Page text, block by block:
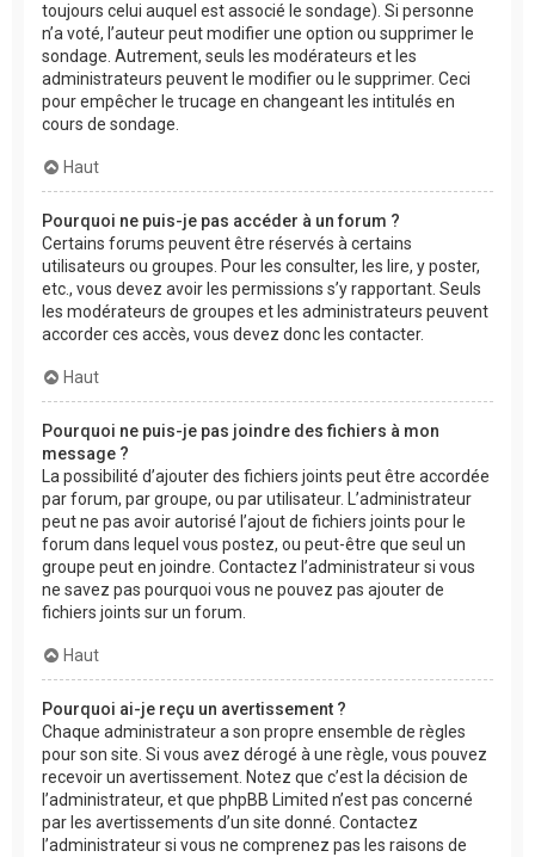
toujours celui auquel est associé le sondage). Si personne
n’a voté, l’auteur peut modifier une option ou supprimer le
sondage. Autrement, seuls les modérateurs et les
administrateurs peuvent le modifier ou le supprimer. Ceci
pour empêcher le trucage en changeant les intitulés en
cours de sondage.
Haut
Pourquoi ne puis-je pas accéder à un forum ?
Certains forums peuvent être réservés à certains
utilisateurs ou groupes. Pour les consulter, les lire, y poster,
etc., vous devez avoir les permissions s’y rapportant. Seuls
les modérateurs de groupes et les administrateurs peuvent
accorder ces accès, vous devez donc les contacter.
Haut
Pourquoi ne puis-je pas joindre des fichiers à mon
message ?
La possibilité d’ajouter des fichiers joints peut être accordée
par forum, par groupe, ou par utilisateur. L’administrateur
peut ne pas avoir autorisé l’ajout de fichiers joints pour le
forum dans lequel vous postez, ou peut-être que seul un
groupe peut en joindre. Contactez l’administrateur si vous
ne savez pas pourquoi vous ne pouvez pas ajouter de
fichiers joints sur un forum.
Haut
Pourquoi ai-je reçu un avertissement ?
Chaque administrateur a son propre ensemble de règles
pour son site. Si vous avez dérogé à une règle, vous pouvez
recevoir un avertissement. Notez que c’est la décision de
l’administrateur, et que phpBB Limited n’est pas concerné
par les avertissements d’un site donné. Contactez
l’administrateur si vous ne comprenez pas les raisons de